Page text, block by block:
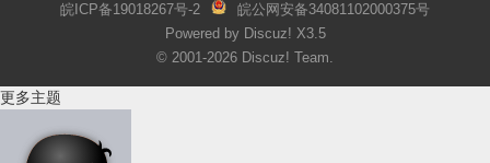
皖ICP备19018267号-2
皖公网安备34081102000375号
Powered by Discuz! X3.5
© 2001-2026 Discuz! Team.
更多主题